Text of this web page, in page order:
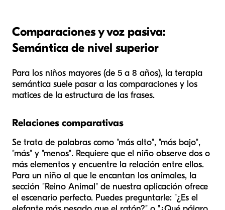
Comparaciones y voz pasiva:
Semántica de nivel superior
Para los niños mayores (de 5 a 8 años), la terapia
semántica suele pasar a las comparaciones y los
matices de la estructura de las frases.
Relaciones comparativas
Se trata de palabras como "más alto", "más bajo",
"más" y "menos". Requiere que el niño observe dos o
más elementos y encuentre la relación entre ellos.
Para un niño al que le encantan los animales, la
sección "Reino Animal" de nuestra aplicación ofrece
el escenario perfecto. Puedes preguntarle: "¿Es el